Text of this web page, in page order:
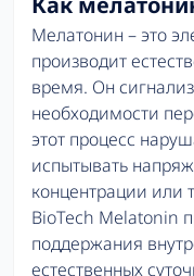
Мелатонин – это
производит
время. Он
необходимости
этот процесс
испытывать
концентрации или
BioTech Melatonin
поддержания
естественных